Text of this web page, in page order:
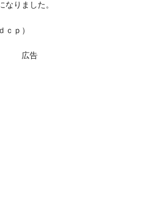
なりました。
ｃｐ）
広告